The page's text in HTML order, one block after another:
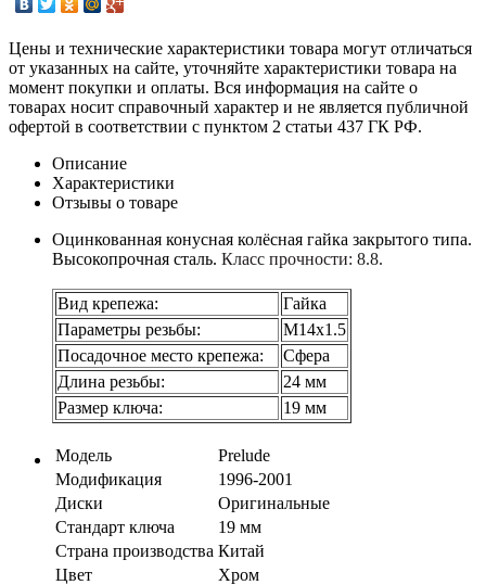
Цены и технические характеристики товара могут отличаться
от указанных на сайте, уточняйте характеристики товара на
момент покупки и оплаты. Вся информация на сайте о
товарах носит справочный характер и не является публичной
офертой в соответствии с пунктом 2 статьи 437 ГК РФ.
Описание
Характеристики
Отзывы о товаре
Оцинкованная конусная колёсная гайка закрытого типа.
Высокопрочная сталь. Класс прочности: 8.8.
Вид крепежа:
Гайка
Параметры резьбы:
М14х1.5
Посадочное место крепежа:
Сфера
Длина резьбы:
24 мм
Размер ключа:
19 мм
Модель
Prelude
Модификация
1996-2001
Диски
Оригинальные
Стандарт ключа
19 мм
Страна производства Китай
Цвет
Хром